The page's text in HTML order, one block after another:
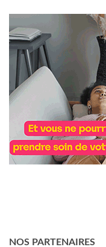
NOS PARTENAIRES